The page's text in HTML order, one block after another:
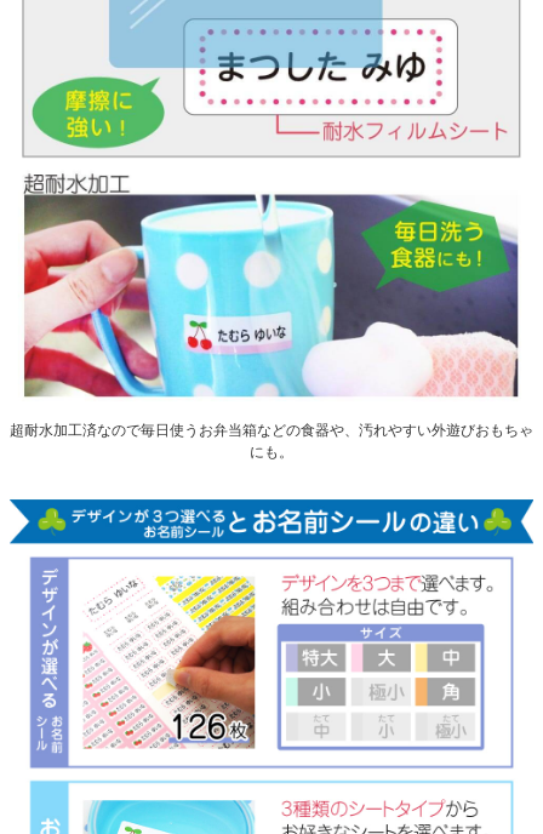
超耐水加工済なので毎日使うお弁当箱などの食器や、汚れやすい外遊びおもちゃ
にも。